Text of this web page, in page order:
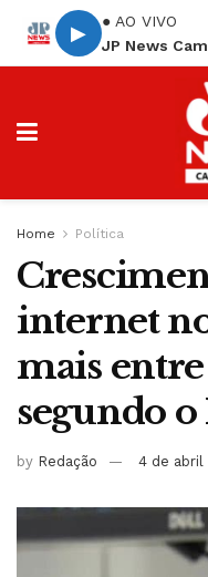
▶
● AO VIVO
JP News
Home Política
internet
mais entre
segundo
by Redação 4 de abril